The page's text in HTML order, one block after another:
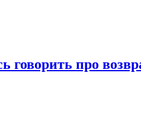
говорить про